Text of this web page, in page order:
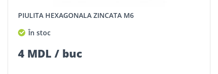
PIULITA HEXAGONALA ZINCATA M6
În stoc
4 MDL / buc